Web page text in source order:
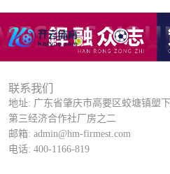
联系我们
地址: 广东省肇庆市高要区蛟塘镇塱
第三经济合作社厂房之二
邮箱: admin@hm-firmest.com
电话: 400-1166-819